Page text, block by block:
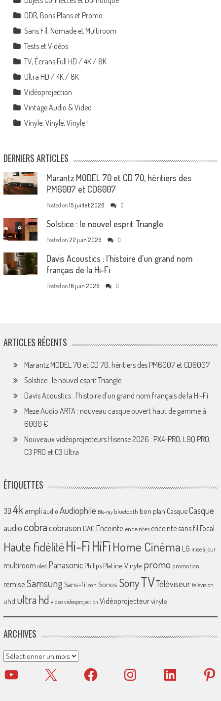
ODR, Bons Plans et Promo…
Sans Fil, Nomade et Multiroom
Tests et Vidéos
TV, Écrans Full HD / 4K / 8K
Ultra HD / 4K / 8K
Vidéoprojection
Vintage Audio & Video
Vinyle, Vinyle, Vinyle !
DERNIERS ARTICLES
Marantz MODEL 70 et CD 70, héritiers des
PM6007 et CD6007
Posted on 15 juillet 2026 0
Solstice : le nouvel esprit Triangle
Posted on 22 juin 2026 0
Davis Acoustics : l’histoire d’un grand nom
français de la Hi-Fi
Posted on 16 juin 2026 0
ARTICLES RÉCENTS
Marantz MODEL 70 et CD 70, héritiers des PM6007 et CD6007
Solstice : le nouvel esprit Triangle
Davis Acoustics : l’histoire d’un grand nom français de la Hi-Fi
Meze Audio ARTA : nouveau casque ouvert haut de gamme à
6000 €
Nouveaux vidéoprojecteurs Hisense 2026 : PX4-PRO, L9Q PRO,
C3 PRO et C3 Ultra
ÉTIQUETTES
3D 4k ampliaudio Audiophile Blu-ray bluetooth bon plan CasqueCasque
audio cobracobrason DAC Enceinte enceintes enceinte sans fil Focal
Haute fidélitéHi-FiHiFiHome Cinéma LG mise à jour
multiroom oled Panasonic Philips Platine Vinyle promo promotion
remiseSamsungSans-fil son Sonos SonyTVTéléviseur télévision
uhd ultra hd video videoprojection Vidéoprojecteurvinyle
ARCHIVES
Archives
YouTube X Facebook Instagram LinkedIn